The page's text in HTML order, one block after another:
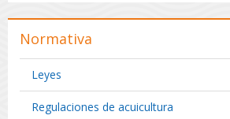
Normativa
Leyes
Regulaciones de acuicultura